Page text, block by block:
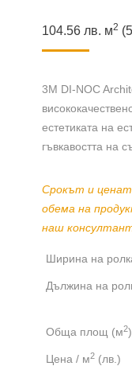
104.56 лв. м2
3M DI-NOC
естетиката на
гъвкавостта на
Срокът и
обема на
наш
Ширина на
Дължина на
Обща площ (м2)
Цена / м2(лв.)